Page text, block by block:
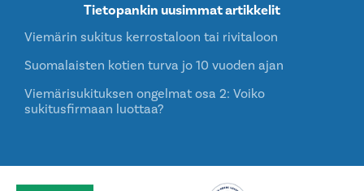
Tietopankin uusimmat artikkelit
Viemärin sukitus kerrostaloon tai rivitaloon
Suomalaisten kotien turva jo 10 vuoden ajan
Viemärisukituksen ongelmat osa 2: Voiko
sukitusfirmaan luottaa?